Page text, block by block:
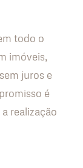
todo o
imóveis,
juros e
é
realização